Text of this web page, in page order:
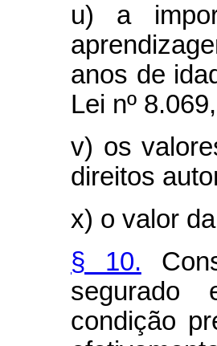
u) a
anos de
Lei nº
v) os
direitos
x) o valor
§ 10.
segurado
condição